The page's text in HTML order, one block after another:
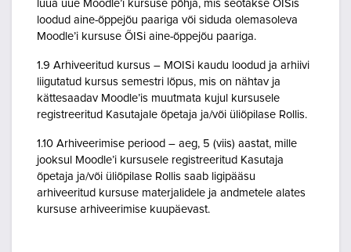
luua uue Moodle’i kursuse põhja, mis seotakse ÕISis
loodud aine-õppejõu paariga või siduda olemasoleva
Moodle’i kursuse ÕISi aine-õppejõu paariga.
1.9 Arhiveeritud kursus – MOISi kaudu loodud ja arhiivi
liigutatud kursus semestri lõpus, mis on nähtav ja
kättesaadav Moodle’is muutmata kujul kursusele
registreeritud Kasutajale õpetaja ja/või üliõpilase Rollis.
1.10 Arhiveerimise periood – aeg, 5 (viis) aastat, mille
jooksul Moodle’i kursusele registreeritud Kasutaja
õpetaja ja/või üliõpilase Rollis saab ligipääsu
arhiveeritud kursuse materjalidele ja andmetele alates
kursuse arhiveerimise kuupäevast.